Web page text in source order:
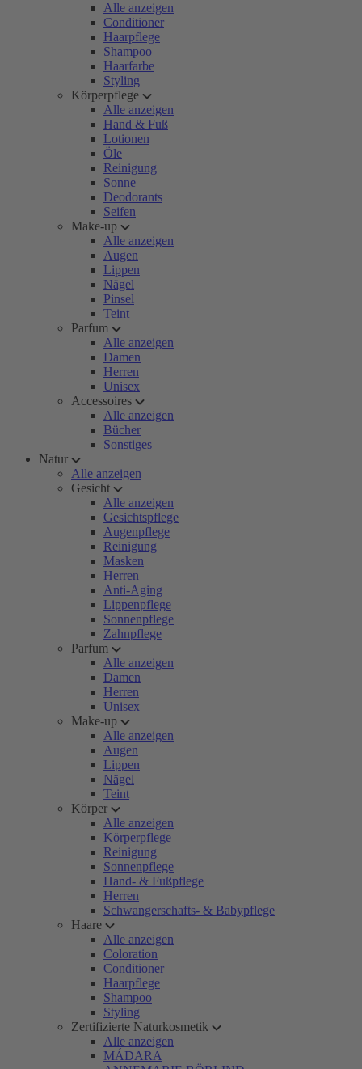
Alle anzeigen
Conditioner
Haarpflege
Shampoo
Haarfarbe
Styling
Körperpflege
Alle anzeigen
Hand & Fuß
Lotionen
Öle
Reinigung
Sonne
Deodorants
Seifen
Make-up
Alle anzeigen
Augen
Lippen
Nägel
Pinsel
Teint
Parfum
Alle anzeigen
Damen
Herren
Unisex
Accessoires
Alle anzeigen
Bücher
Sonstiges
Natur
Alle anzeigen
Gesicht
Alle anzeigen
Gesichtspflege
Augenpflege
Reinigung
Masken
Herren
Anti-Aging
Lippenpflege
Sonnenpflege
Zahnpflege
Parfum
Alle anzeigen
Damen
Herren
Unisex
Make-up
Alle anzeigen
Augen
Lippen
Nägel
Teint
Körper
Alle anzeigen
Körperpflege
Reinigung
Sonnenpflege
Hand- & Fußpflege
Herren
Schwangerschafts- & Babypflege
Haare
Alle anzeigen
Coloration
Conditioner
Haarpflege
Shampoo
Styling
Zertifizierte Naturkosmetik
Alle anzeigen
MÁDARA